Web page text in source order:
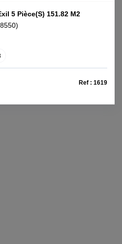
5 Pièce(s) 151.82 M2
Ref : 1619